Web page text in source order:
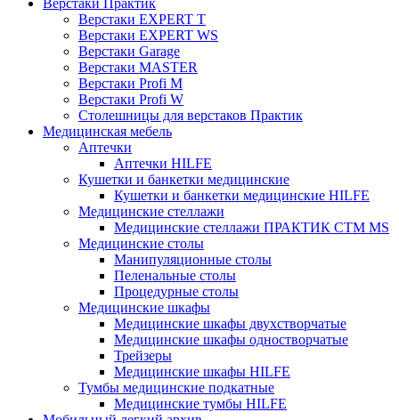
Верстаки Практик
Верстаки EXPERT T
Верстаки EXPERT WS
Верстаки Garage
Верстаки MASTER
Верстаки Profi M
Верстаки Profi W
Столешницы для верстаков Практик
Медицинская мебель
Аптечки
Аптечки HILFE
Кушетки и банкетки медицинские
Кушетки и банкетки медицинские HILFE
Медицинские стеллажи
Медицинские стеллажи ПРАКТИК СТМ MS
Медицинские столы
Манипуляционные столы
Пеленальные столы
Процедурные столы
Медицинские шкафы
Медицинские шкафы двухстворчатые
Медицинские шкафы одностворчатые
Трейзеры
Медицинские шкафы HILFE
Тумбы медицинские подкатные
Медицинские тумбы HILFE